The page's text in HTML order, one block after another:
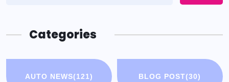
Categories
AUTO NEWS(121) BLOG POST(30)